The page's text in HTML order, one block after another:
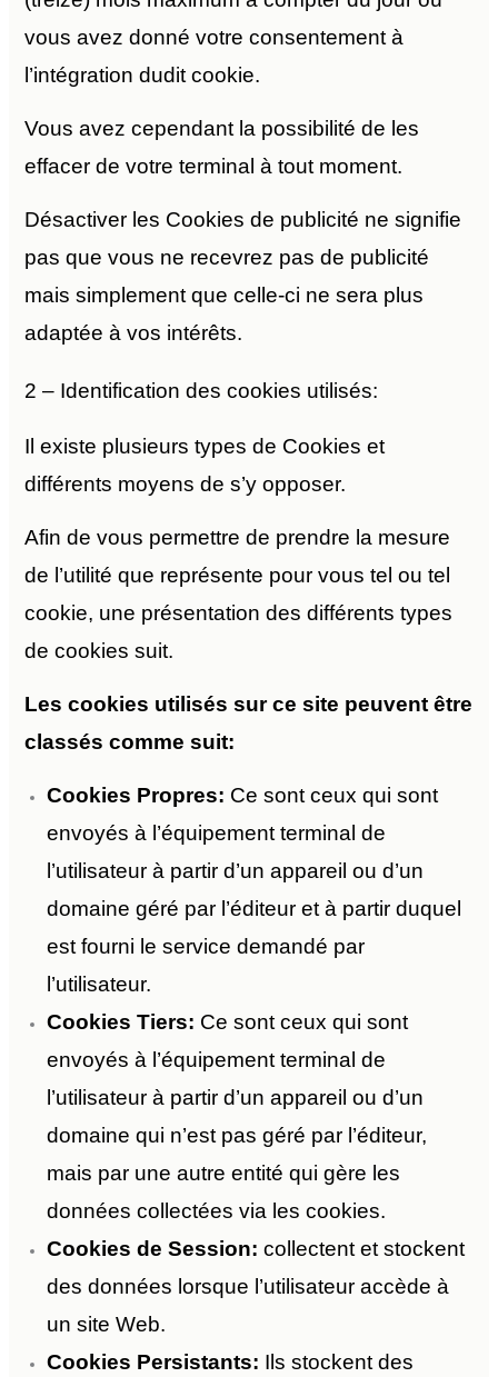
vous avez donné votre consentement à
l’intégration dudit cookie.
Vous avez cependant la possibilité de les
effacer de votre terminal à tout moment.
Désactiver les Cookies de publicité ne signifie
pas que vous ne recevrez pas de publicité
mais simplement que celle-ci ne sera plus
adaptée à vos intérêts.
2 – Identification des cookies utilisés:
Il existe plusieurs types de Cookies et
différents moyens de s’y opposer.
Afin de vous permettre de prendre la mesure
de l’utilité que représente pour vous tel ou tel
cookie, une présentation des différents types
de cookies suit.
Les cookies utilisés sur ce site peuvent être
classés comme suit:
Cookies Propres: Ce sont ceux qui sont
envoyés à l’équipement terminal de
l’utilisateur à partir d’un appareil ou d’un
domaine géré par l’éditeur et à partir duquel
est fourni le service demandé par
l’utilisateur.
Cookies Tiers: Ce sont ceux qui sont
envoyés à l’équipement terminal de
l’utilisateur à partir d’un appareil ou d’un
domaine qui n’est pas géré par l’éditeur,
mais par une autre entité qui gère les
données collectées via les cookies.
Cookies de Session: collectent et stockent
des données lorsque l’utilisateur accède à
un site Web.
Cookies Persistants: Ils stockent des